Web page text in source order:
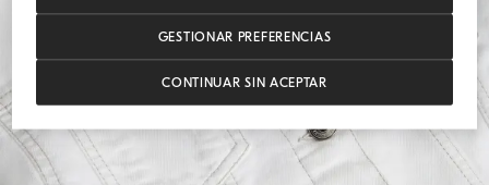
GESTIONAR PREFERENCIAS
CONTINUAR SIN ACEPTAR